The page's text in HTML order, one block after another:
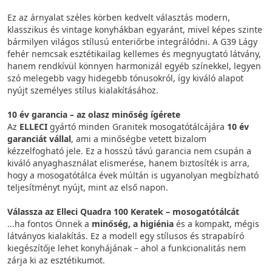
Ez az árnyalat széles körben kedvelt választás modern,
klasszikus és vintage konyhákban egyaránt, mivel képes szinte
bármilyen világos stílusú enteriőrbe integrálódni. A G39 Lágy
fehér nemcsak esztétikailag kellemes és megnyugtató látvány,
hanem rendkívül könnyen harmonizál egyéb színekkel, legyen
szó melegebb vagy hidegebb tónusokról, így kiváló alapot
nyújt személyes stílus kialakításához.
10 év garancia – az olasz minőség ígérete
Az ELLECI gyártó minden Granitek mosogatótálcájára 10 év
garanciát vállal, ami a minőségbe vetett bizalom
kézzelfogható jele. Ez a hosszú távú garancia nem csupán a
kiváló anyaghasználat elismerése, hanem biztosíték is arra,
hogy a mosogatótálca évek múltán is ugyanolyan megbízható
teljesítményt nyújt, mint az első napon.
Válassza az Elleci Quadra 100 Keratek – mosogatótálcát
...ha fontos Önnek a minőség, a higiénia és a kompakt, mégis
látványos kialakítás. Ez a modell egy stílusos és strapabíró
kiegészítője lehet konyhájának – ahol a funkcionalitás nem
zárja ki az esztétikumot.